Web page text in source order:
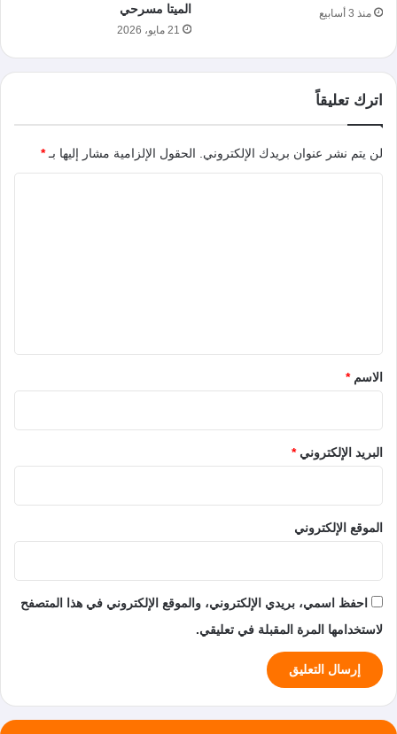
منذ 3 أسابيع
الميتا مسرحي
21 مايو، 2026
اترك تعليقاً
لن يتم نشر عنوان بريدك الإلكتروني. الحقول الإلزامية مشار إليها بـ*
*الاسم*
البريد الإلكتروني*
الموقع الإلكتروني
احفظ اسمي، بريدي الإلكتروني، والموقع الإلكتروني في هذا المتصفح
لاستخدامها المرة المقبلة في تعليقي.